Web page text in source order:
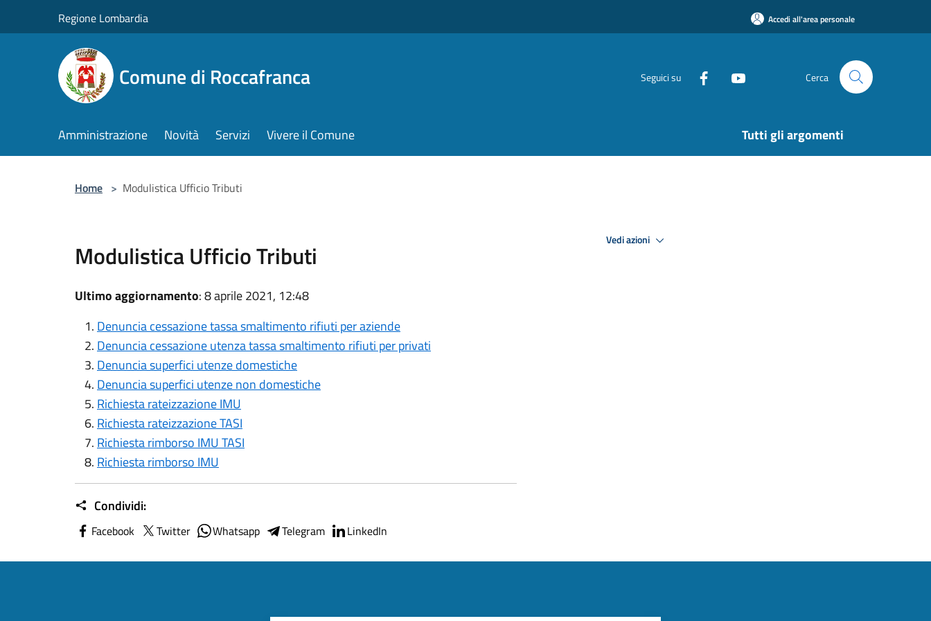
Regione Lombardia Accedi all'area personale
Comune di Roccafranca Seguici su Cerca
Amministrazione Novità Servizi Vivere il Comune Tutti gli argomenti
Home > Modulistica Ufficio Tributi
Modulistica Ufficio Tributi
Ultimo aggiornamento: 8 aprile 2021, 12:48
Denuncia cessazione tassa smaltimento rifiuti per aziende
Denuncia cessazione utenza tassa smaltimento rifiuti per privati
Denuncia superfici utenze domestiche
Denuncia superfici utenze non domestiche
Richiesta rateizzazione IMU
Richiesta rateizzazione TASI
Richiesta rimborso IMU TASI
Richiesta rimborso IMU
Condividi:
Facebook Twitter Whatsapp Telegram LinkedIn
Vedi azioni